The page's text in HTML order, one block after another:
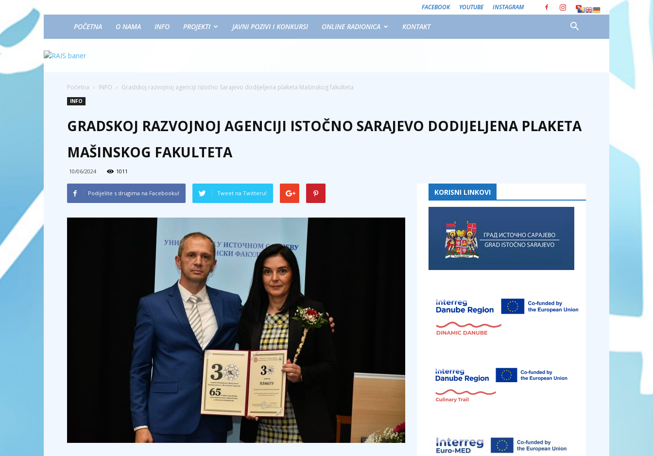
FACEBOOK YOUTUBE INSTAGRAM
POČETNA O NAMA INFO PROJEKTI JAVNI POZIVI I KONKURSI ONLINE RADIONICA KONTAKT
Početna INFO Gradskoj razvojnoj agenciji Istočno Sarajevo dodijeljena plaketa Mašinskog fakulteta
INFO
GRADSKOJ RAZVOJNOJ AGENCIJI ISTOČNO SARAJEVO DODIJELJENA PLAKETA
MAŠINSKOG FAKULTETA
10/06/2024 1011
Podijelite s drugima na Facebooku! Tweet na Twitteru! KORISNI LINKOVI